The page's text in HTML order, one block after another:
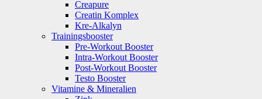
Creapure
Creatin Komplex
Kre-Alkalyn
Trainingsbooster
Pre-Workout Booster
Intra-Workout Booster
Post-Workout Booster
Testo Booster
Vitamine & Mineralien